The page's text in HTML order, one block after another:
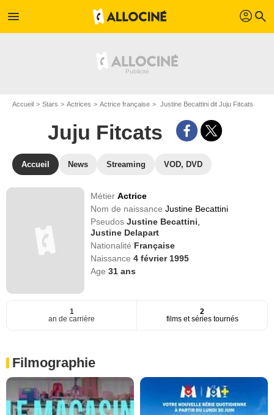
menu profil search
Accueil Stars Actrices Actrice française Justine Becattini dit Juju Fitcats
Juju Fitcats
Accueil News Streaming VOD, DVD
MétierActrice
Nom de naissanceJustine Becattini
PseudosJustine Becattini
Justine Delapart
Nationalité Française
Naissance4 février 1995
Age31 ans
1
an de carrière
2
films et séries tournés
Filmographie